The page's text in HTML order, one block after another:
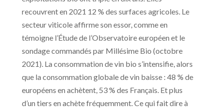
recouvrent en 2021 12 % des surfaces agricoles. Le
secteur viticole affirme son essor, comme en
témoigne l’Étude de l’Observatoire européen et le
sondage commandés par Millésime Bio (octobre
2021). La consommation de vin bio s’intensifie, alors
que la consommation globale de vin baisse : 48 % de
européens en achètent, 53 % des Français. Et plus
d’un tiers en achète fréquemment. Ce qui fait dire à